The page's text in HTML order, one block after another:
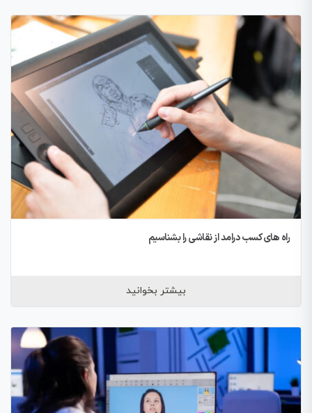
راه های کسب درامد از نقاشی را بشناسیم
بیشتر بخوانید